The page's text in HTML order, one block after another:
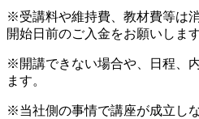
※受講料や維持費、教材費等は
開始日前のご入金をお願いします
※開講できない場合や、日程、
ます。
※当社側の事情で講座が成立し